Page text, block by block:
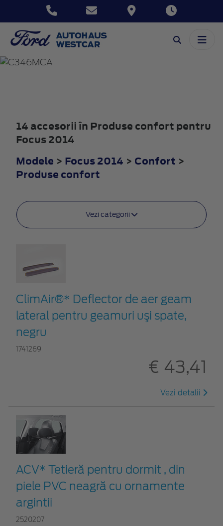
FOCUS
14 accesorii în Produse confort pentru
Focus 2014
Modele > Focus 2014 > Confort >
Produse confort
Vezi categorii
ClimAir®* Deflector de aer geam
lateral pentru geamuri uşi spate,
negru
1741269
€ 43,41
Vezi detalii
ACV* Tetieră pentru dormit , din
piele PVC neagră cu ornamente
argintii
2520207